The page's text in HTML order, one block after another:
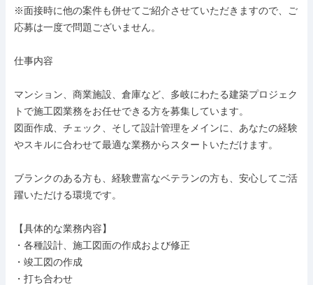
※面接時に他の案件も併せてご紹介させていただきますので、ご
応募は一度で問題ございません。
仕事内容
マンション、商業施設、倉庫など、多岐にわたる建築プロジェク
トで施工図業務をお任せできる方を募集しています。
図面作成、チェック、そして設計管理をメインに、あなたの経験
やスキルに合わせて最適な業務からスタートいただけます。
ブランクのある方も、経験豊富なベテランの方も、安心してご活
躍いただける環境です。
【具体的な業務内容】
・各種設計、施工図面の作成および修正
・竣工図の作成
・打ち合わせ